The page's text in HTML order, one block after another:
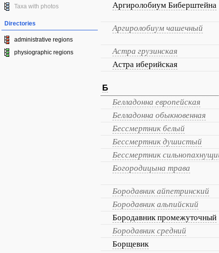
Taxa with photos
Directories
administrative regions
physiographic regions
Аргиролобиум Биберштейна
Аргиролобиум чашечный
Астра грузинская
Астра иберийская
Б
Белладонна европейская
Белладонна обыкновенная
Бессмертник белый
Бессмертник душистый
Бессмертник
Богородицына трава
Бородавник айпетринский
Бородавник альпийский
Бородавник промежуточный
Бородавник средний
Борщевик